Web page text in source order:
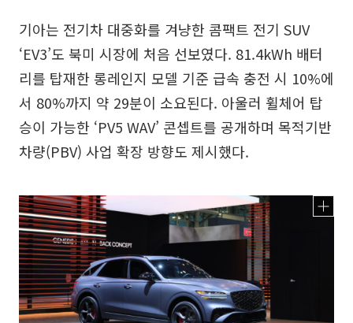
기아는 전기차 대중화를 겨냥한 콤팩트 전기 SUV
‘EV3’도 북미 시장에 처음 선보였다. 81.4kWh 배터
리를 탑재한 롱레인지 모델 기준 급속 충전 시 10%에
서 80%까지 약 29분이 소요된다. 아울러 휠체어 탑
승이 가능한 ‘PV5 WAV’ 콘셉트를 공개하며 목적기반
차량(PBV) 사업 확장 방향도 제시했다.